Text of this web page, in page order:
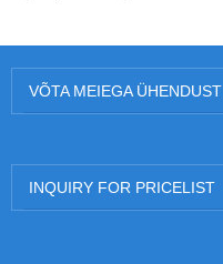
VÕTA MEIEGA ÜHENDUST
INQUIRY FOR PRICELIST